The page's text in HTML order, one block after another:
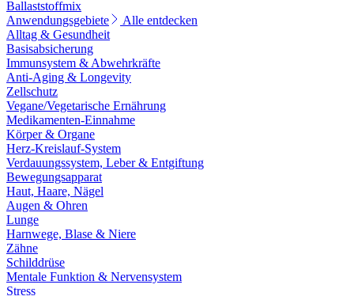
Ballaststoffmix
Anwendungsgebiete
Alle entdecken
Alltag & Gesundheit
Basisabsicherung
Immunsystem & Abwehrkräfte
Anti-Aging & Longevity
Zellschutz
Vegane/Vegetarische Ernährung
Medikamenten-Einnahme
Körper & Organe
Herz-Kreislauf-System
Verdauungssystem, Leber & Entgiftung
Bewegungsapparat
Haut, Haare, Nägel
Augen & Ohren
Lunge
Harnwege, Blase & Niere
Zähne
Schilddrüse
Mentale Funktion & Nervensystem
Stress